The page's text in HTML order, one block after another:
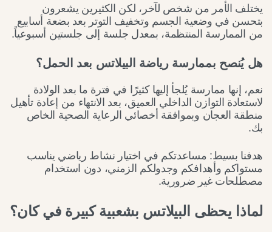
يختلف الأمر من شخص لآخر، لكن الكثيرين يشعرون
بتحسن في وضعية الجسم وتخفيف التوتر بعد بضعة أسابيع
من الممارسة المنتظمة، بمعدل جلسة إلى جلستين أسبوعياً.
هل يُنصح بممارسة رياضة البيلاتس بعد الحمل؟
نعم، إنها ممارسة يُلجأ إليها كثيرًا في فترة ما بعد الولادة
لاستعادة التوازن الداخلي العميق، بعد الانتهاء من إعادة تأهيل
منطقة العجان وبموافقة أخصائي الرعاية الصحية الخاص
بك.
هدفنا بسيط: مساعدتكم في اختيار نشاط رياضي يناسب
مستواكم وأهدافكم وجدولكم الزمني، دون استخدام
مصطلحات غير ضرورية.
لماذا يحظى البيلاتس بشعبية كبيرة في كان؟